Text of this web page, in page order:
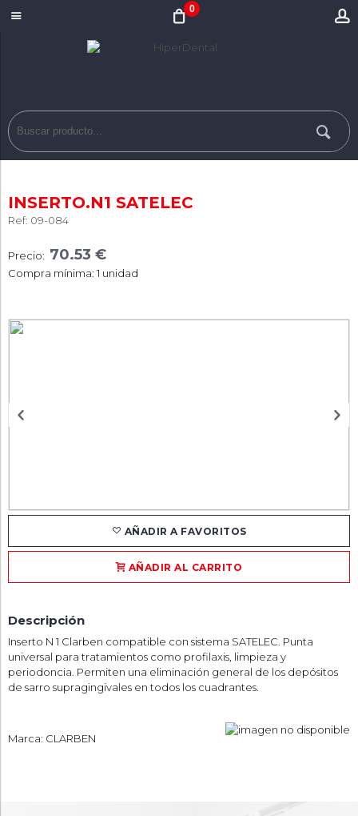
0
INSERTO.N1 SATELEC
Ref: 09-084
Precio: 70.53 €
Compra mínima: 1 unidad
AÑADIR A FAVORITOS
AÑADIR AL CARRITO
Descripción
Inserto N 1 Clarben compatible con sistema SATELEC. Punta
universal para tratamientos como profilaxis, limpieza y
periodoncia. Permiten una eliminación general de los depósitos
de sarro supragingivales en todos los cuadrantes.
Marca: CLARBEN